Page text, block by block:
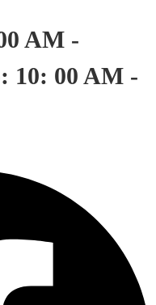
AM -
10: 00 AM -